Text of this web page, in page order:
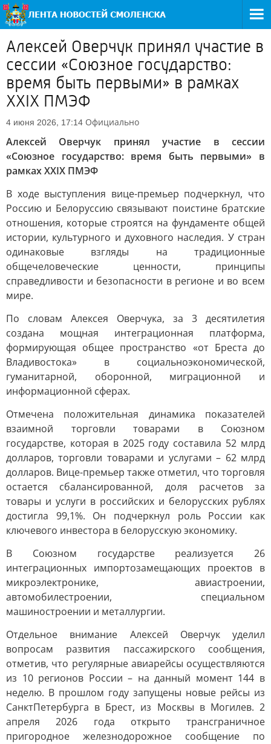
Алексей Оверчук принял участие в
сессии «Союзное государство:
время быть первыми» в рамках
XXIX ПМЭФ
4 июня 2026, 17:14 Официально
Алексей Оверчук принял участие в сессии
«Союзное государство: время быть первыми» в
рамках XXIX ПМЭФ
В ходе выступления вице-премьер подчеркнул, что
Россию и Белоруссию связывают поистине братские
отношения, которые строятся на фундаменте общей
истории, культурного и духовного наследия. У стран
одинаковые взгляды на традиционные
общечеловеческие ценности, принципы
справедливости и безопасности в регионе и во всем
мире.
По словам Алексея Оверчука, за 3 десятилетия
создана мощная интеграционная платформа,
формирующая общее пространство «от Бреста до
Владивостока» в социальноэкономической,
гуманитарной, оборонной, миграционной и
информационной сферах.
Отмечена положительная динамика показателей
взаимной торговли товарами в Союзном
государстве, которая в 2025 году составила 52 млрд
долларов, торговли товарами и услугами – 62 млрд
долларов. Вице-премьер также отметил, что торговля
остается сбалансированной, доля расчетов за
товары и услуги в российских и белорусских рублях
достигла 99,1%. Он подчеркнул роль России как
ключевого инвестора в белорусскую экономику.
В Союзном государстве реализуется 26
интеграционных импортозамещающих проектов в
микроэлектронике, авиастроении,
автомобилестроении, специальном
машиностроении и металлургии.
Отдельное внимание Алексей Оверчук уделил
вопросам развития пассажирского сообщения,
отметив, что регулярные авиарейсы осуществляются
из 10 регионов России – на данный момент 144 в
неделю. В прошлом году запущены новые рейсы из
СанктПетербурга в Брест, из Москвы в Могилев. 2
апреля 2026 года открыто трансграничное
пригородное железнодорожное сообщение по